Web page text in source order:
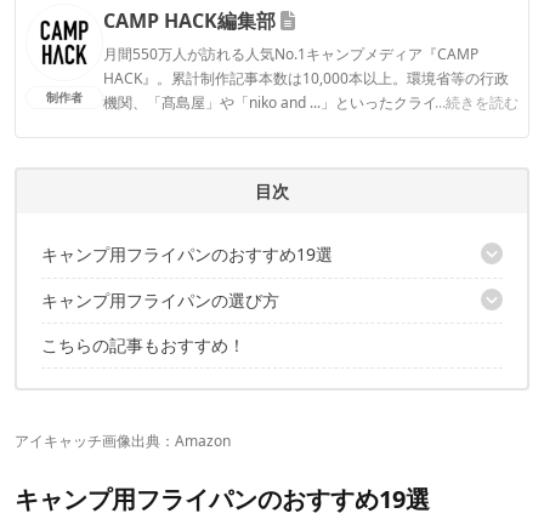
制作者
CAMP HACK編集部
月間550万人が訪れる人気No.1キャンプメディア『CAMP
HACK』。累計制作記事本数は10,000本以上。環境省等の行政
機関、「髙島屋」や「niko and ...」といったクライアントとの
...続きを読む
CAMP HACK編集部のプロフィール
目次
キャンプ用フライパンのおすすめ19選
【鉄製】フライパンおすすめ9選
【ステンレス製】フライパンおすすめ4選
【アルミ製】フライパンおすすめ4選
キャンプ用フライパンの選び方
材質は、用途や重視するポイント次第
楽
こちらの記事もおすすめ！
アイキャッチ画像出典： Amazon
キャンプ用フライパンのおすすめ19選